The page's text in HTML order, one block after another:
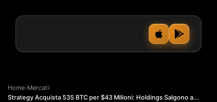
Home›Mercati›
Strategy Acquista 535 BTC per $43 Milioni: Holdings Salgono a...